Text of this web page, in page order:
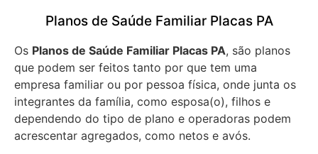
Planos de Saúde Familiar Placas PA
Os Planos de Saúde Familiar Placas PA, são planos
que podem ser feitos tanto por que tem uma
empresa familiar ou por pessoa física, onde junta os
integrantes da família, como esposa(o), filhos e
dependendo do tipo de plano e operadoras podem
acrescentar agregados, como netos e avós.